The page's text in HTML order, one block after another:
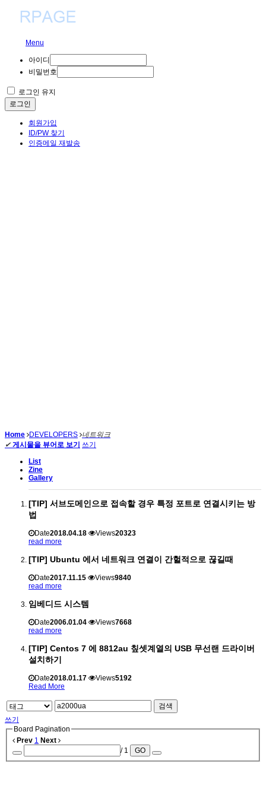
Menu
아이디
비밀번호
로그인 유지
로그인
회원가입
ID/PW 찾기
인증메일 재발송
Home DEVELOPERS 네트워크
✔ 게시물을 뷰어로 보기
쓰기
List
Zine
Gallery
[TIP] 서브도메인으로 접속할 경우 특정 포트로 연결시키는 방
법
Date2018.04.18 Views20323
read more
[TIP] Ubuntu 에서 네트워크 연결이 간헐적으로 끊길때
Date2017.11.15 Views9840
read more
임베디드 시스템
Date2006.01.04 Views7668
read more
[TIP] Centos 7 에 8812au 칲셋계열의 USB 무선랜 드라이버
설치하기
Date2018.01.17 Views5192
Read More
검색
쓰기
Board Pagination
Prev 1 Next
/ 1
GO